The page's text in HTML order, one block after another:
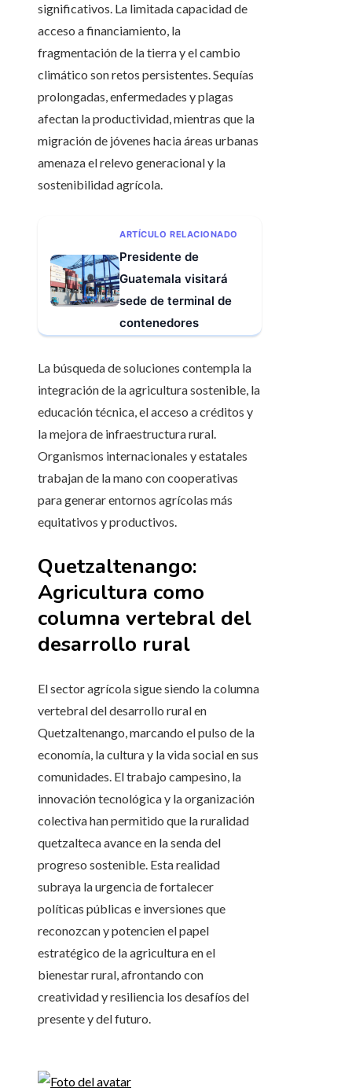
significativos. La limitada capacidad de
acceso a financiamiento, la
fragmentación de la tierra y el cambio
climático son retos persistentes. Sequías
prolongadas, enfermedades y plagas
afectan la productividad, mientras que la
migración de jóvenes hacia áreas urbanas
amenaza el relevo generacional y la
sostenibilidad agrícola.
ARTÍCULO RELACIONADO
Presidente de
Guatemala visitará
sede de terminal de
contenedores
La búsqueda de soluciones contempla la
integración de la agricultura sostenible, la
educación técnica, el acceso a créditos y
la mejora de infraestructura rural.
Organismos internacionales y estatales
trabajan de la mano con cooperativas
para generar entornos agrícolas más
equitativos y productivos.
Quetzaltenango:
Agricultura como
columna vertebral del
desarrollo rural
El sector agrícola sigue siendo la columna
vertebral del desarrollo rural en
Quetzaltenango, marcando el pulso de la
economía, la cultura y la vida social en sus
comunidades. El trabajo campesino, la
innovación tecnológica y la organización
colectiva han permitido que la ruralidad
quetzalteca avance en la senda del
progreso sostenible. Esta realidad
subraya la urgencia de fortalecer
políticas públicas e inversiones que
reconozcan y potencien el papel
estratégico de la agricultura en el
bienestar rural, afrontando con
creatividad y resiliencia los desafíos del
presente y del futuro.